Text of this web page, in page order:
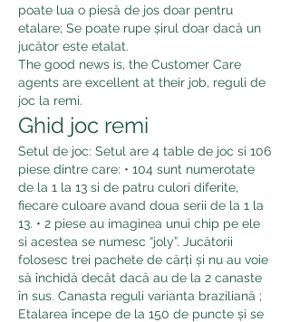
poate lua o piesă de jos doar pentru
etalare; Se poate rupe șirul doar dacă un
jucător este etalat.
The good news is, the Customer Care
agents are excellent at their job, reguli de
joc la remi.
Ghid joc remi
Setul de joc: Setul are 4 table de joc si 106
piese dintre care: • 104 sunt numerotate
de la 1 la 13 si de patru culori diferite,
fiecare culoare avand doua serii de la 1 la
13. • 2 piese au imaginea unui chip pe ele
si acestea se numesc “joly”. Jucătorii
folosesc trei pachete de cărți și nu au voie
să închidă decât dacă au de la 2 canaste
în sus. Canasta reguli varianta braziliană ;
Etalarea începe de la 150 de puncte și se